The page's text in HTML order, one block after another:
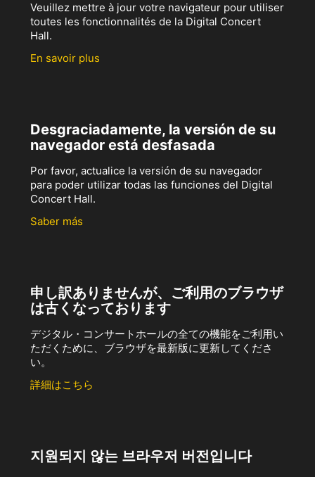
Veuillez mettre à jour votre navigateur pour utiliser
toutes les fonctionnalités de la Digital Concert
Hall.
En savoir plus
Desgraciadamente, la versión de su
navegador está desfasada
Por favor, actualice la versión de su navegador
para poder utilizar todas las funciones del Digital
Concert Hall.
Saber más
申し訳ありませんが、ご利用のブラウザ
は古くなっております
デジタル・コンサートホールの全ての機能をご利用い
ただくために、ブラウザを最新版に更新してくださ
い。
詳細はこちら
지원되지 않는 브라우저 버전입니다